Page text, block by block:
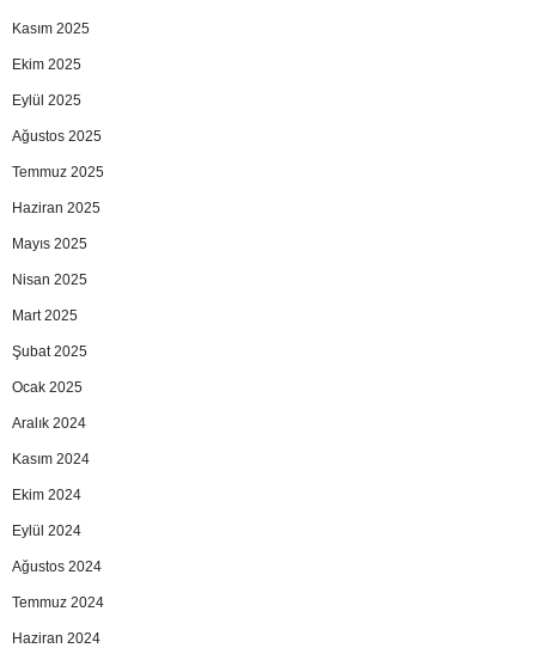
Kasım 2025
Ekim 2025
Eylül 2025
Ağustos 2025
Temmuz 2025
Haziran 2025
Mayıs 2025
Nisan 2025
Mart 2025
Şubat 2025
Ocak 2025
Aralık 2024
Kasım 2024
Ekim 2024
Eylül 2024
Ağustos 2024
Temmuz 2024
Haziran 2024